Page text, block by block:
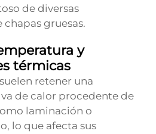
de diversas
gruesas.
y
térmicas
retener una
de calor procedente de
laminación o
lo que afecta sus